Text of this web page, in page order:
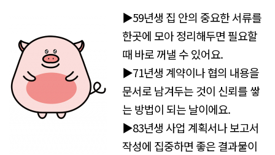
▶59년생 집 안의 중요한 서류를
한곳에 모아 정리해두면 필요할
때 바로 꺼낼 수 있어요.
▶71년생 계약이나 협의 내용을
문서로 남겨두는 것이 신뢰를 쌓
는 방법이 되는 날이에요.
▶83년생 사업 계획서나 보고서
작성에 집중하면 좋은 결과물이